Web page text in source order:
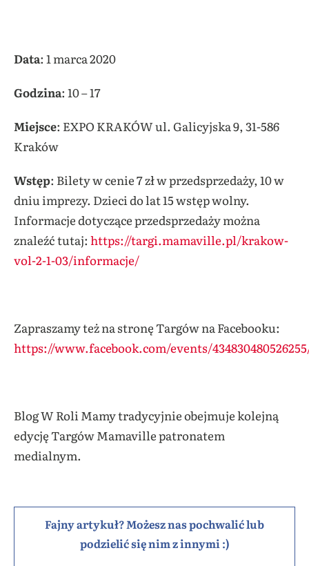
Data: 1 marca 2020
Godzina: 10 – 17
Miejsce: EXPO KRAKÓW ul. Galicyjska 9, 31-586
Kraków
Wstęp: Bilety w cenie 7 zł w przedsprzedaży, 10 w
dniu imprezy. Dzieci do lat 15 wstęp wolny.
Informacje dotyczące przedsprzedaży można
znaleźć tutaj: https://targi.mamaville.pl/krakow-
vol-2-1-03/informacje/
Zapraszamy też na stronę Targów na Facebooku:
https://www.facebook.com/events/
Blog W Roli Mamy tradycyjnie obejmuje kolejną
edycję Targów Mamaville patronatem
medialnym.
Fajny artykuł? Możesz nas pochwalić lub
podzielić się nim z innymi :)